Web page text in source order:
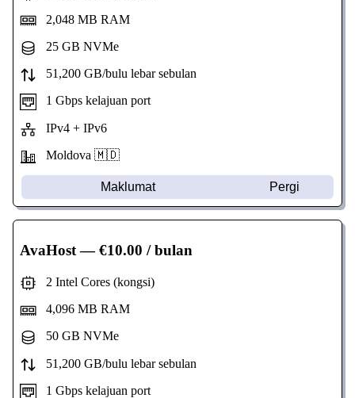
2,048 MB RAM
25 GB NVMe
51,200 GB/bulu lebar sebulan
1 Gbps kelajuan port
IPv4 + IPv6
Moldova 🇲🇩
Maklumat Pergi
AvaHost— €10.00 / bulan
2 Intel Cores (kongsi)
4,096 MB RAM
50 GB NVMe
51,200 GB/bulu lebar sebulan
1 Gbps kelajuan port